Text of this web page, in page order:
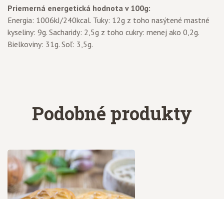
Priemerná energetická hodnota v 100g:
Energia: 1006kJ/240kcal. Tuky: 12g z toho nasýtené mastné
kyseliny: 9g. Sacharidy: 2,5g z toho cukry: menej ako 0,2g.
Bielkoviny: 31g. Soľ: 3,5g.
Podobné produkty